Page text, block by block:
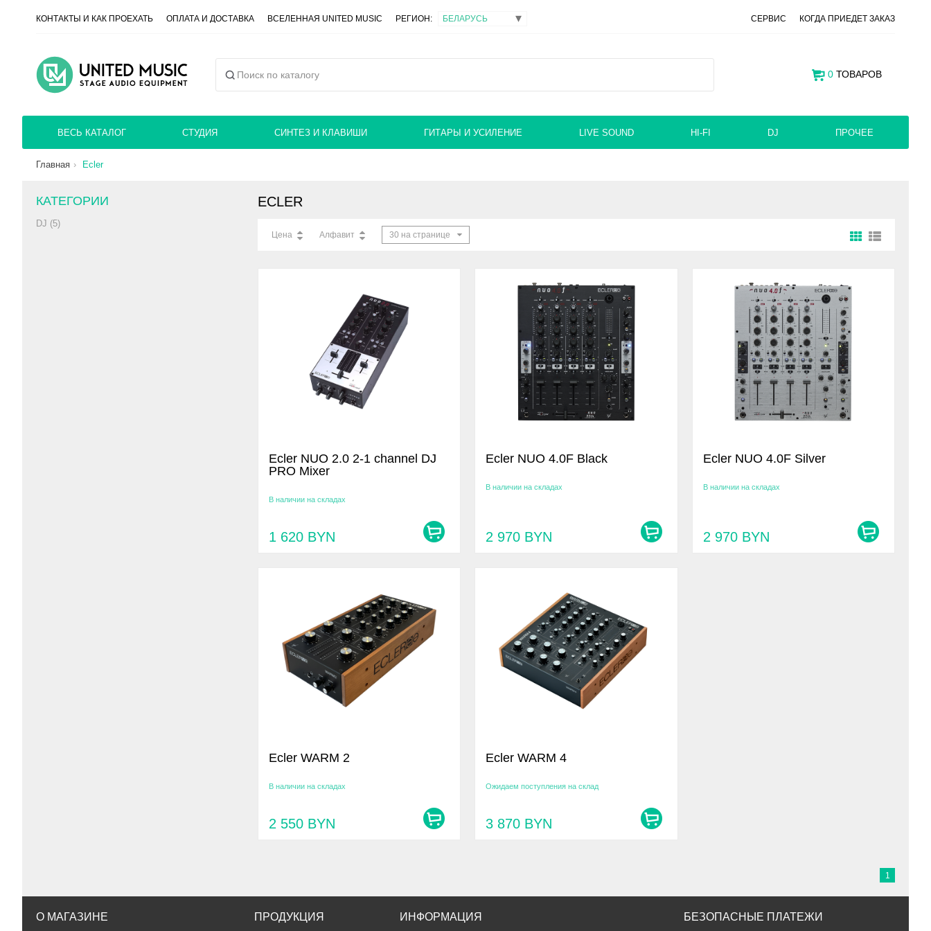
КОНТАКТЫ И КАК ПРОЕХАТЬ ОПЛАТА И ДОСТАВКА ВСЕЛЕННАЯ UNITED MUSIC РЕГИОН: СЕРВИС КОГДА ПРИЕДЕТ ЗАКАЗ
0 ТОВАРОВ
ВЕСЬ КАТАЛОГ СТУДИЯ СИНТЕЗ И КЛАВИШИ ГИТАРЫ И УСИЛЕНИЕ LIVE SOUND HI-FI DJ ПРОЧЕЕ
Главная Ecler
КАТЕГОРИИ
DJ (5)
ECLER
Цена Алфавит 30 на странице
Ecler NUO 2.0 2-1 channel DJ
PRO Mixer
В наличии на складах
1 620 BYN
Ecler NUO 4.0F Black
В наличии на складах
2 970 BYN
Ecler NUO 4.0F Silver
В наличии на складах
2 970 BYN
Ecler WARM 2
В наличии на складах
2 550 BYN
Ecler WARM 4
Ожидаем поступления на склад
3 870 BYN
1
О МАГАЗИНЕ ПРОДУКЦИЯ ИНФОРМАЦИЯ БЕЗОПАСНЫЕ ПЛАТЕЖИ